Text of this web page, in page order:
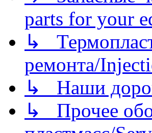
parts for your
↳
ремонта/
↳ Наши
↳ Прочее